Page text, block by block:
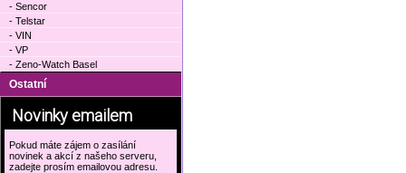
- Sencor
- Telstar
- VIN
- VP
- Zeno-Watch Basel
Ostatní
Novinky emailem
Pokud máte zájem o zasílání
novinek a akcí z našeho serveru,
zadejte prosím emailovou adresu.